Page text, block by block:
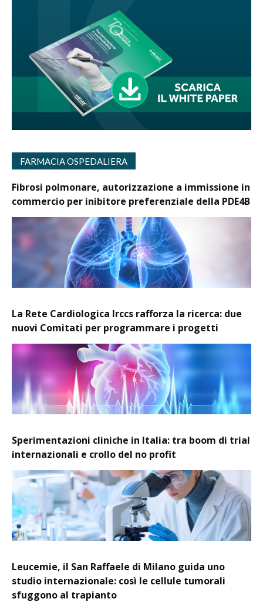
FARMACIA OSPEDALIERA
Fibrosi polmonare, autorizzazione a immissione in
commercio per inibitore preferenziale della PDE4B
La Rete Cardiologica Irccs rafforza la ricerca: due
nuovi Comitati per programmare i progetti
Sperimentazioni cliniche in Italia: tra boom di trial
internazionali e crollo del no profit
Leucemie, il San Raffaele di Milano guida uno
studio internazionale: così le cellule tumorali
sfuggono al trapianto